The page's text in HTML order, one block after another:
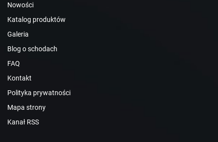
Nowości
Katalog produktów
Galeria
Blog o schodach
FAQ
Kontakt
Polityka prywatności
Mapa strony
Kanał RSS